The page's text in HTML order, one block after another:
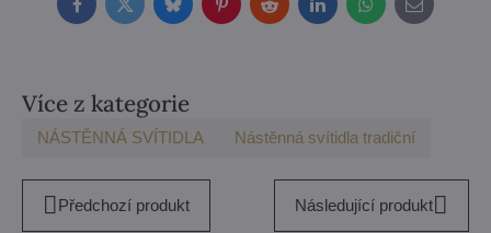
FacebookTwitterBlueskyPinterestRedditLinkedInWhatsApp
E-
mail
Více z kategorie
NÁSTĚNNÁ SVÍTIDLA Nástěnná svítidla tradiční
Předchozí produkt Následující produkt